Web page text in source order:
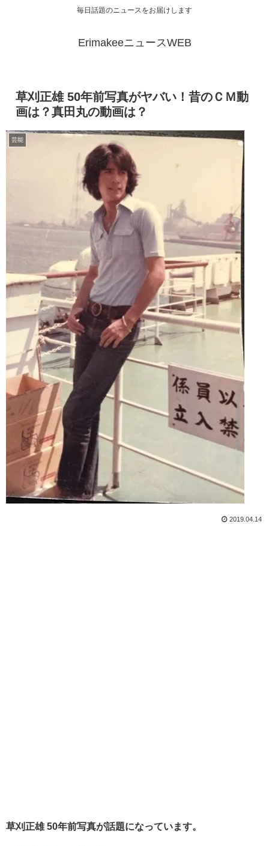
毎日話題のニュースをお届けします
ErimakeeニュースWEB
草刈正雄 50年前写真がヤバい！昔のＣＭ動
画は？真田丸の動画は？
芸能
2019.04.14
草刈正雄 50年前写真が話題になっています。